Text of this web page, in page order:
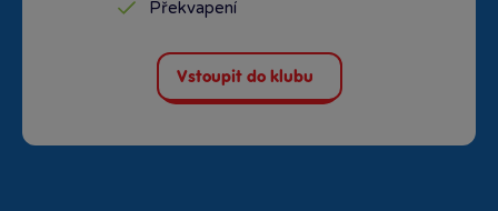
Překvapení
Vstoupit do klubu